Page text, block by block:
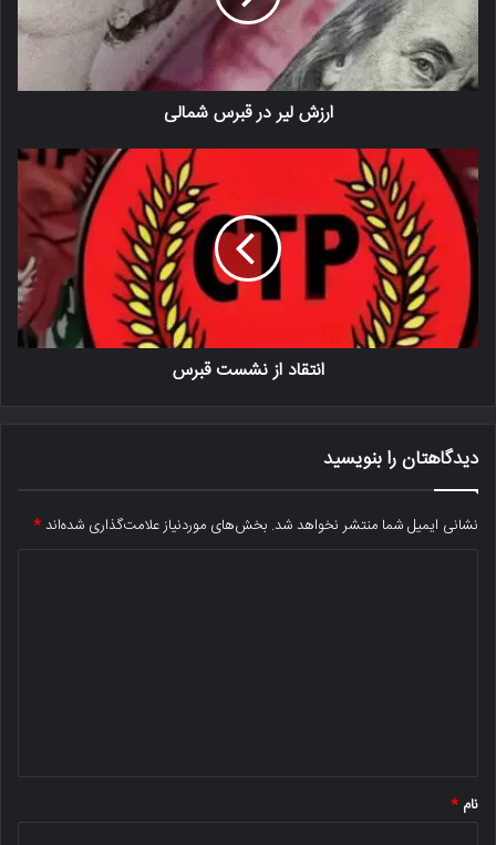
ارزش لیر در قبرس شمالی
انتقاد از نشست قبرس
دیدگاهتان را بنویسید
نشانی ایمیل شما منتشر نخواهد شد. بخش‌های موردنیاز علامت‌گذاری شده‌اند*
نام *